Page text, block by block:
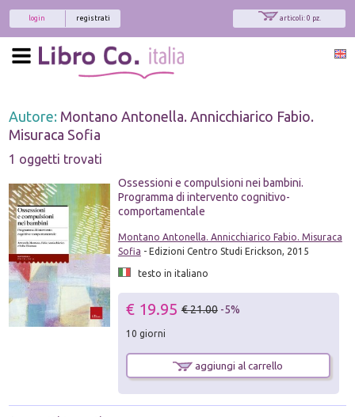
articoli: 0 pz.
registrati
login
Autore: Montano Antonella. Annicchiarico Fabio.
Misuraca Sofia
1 oggetti trovati
Ossessioni e compulsioni nei bambini.
Programma di intervento cognitivo-
comportamentale
Montano Antonella. Annicchiarico Fabio. Misuraca
Sofia - Edizioni Centro Studi Erickson, 2015
testo in italiano
€ 19.95 € 21.00 -5%
10 giorni
aggiungi al carrello